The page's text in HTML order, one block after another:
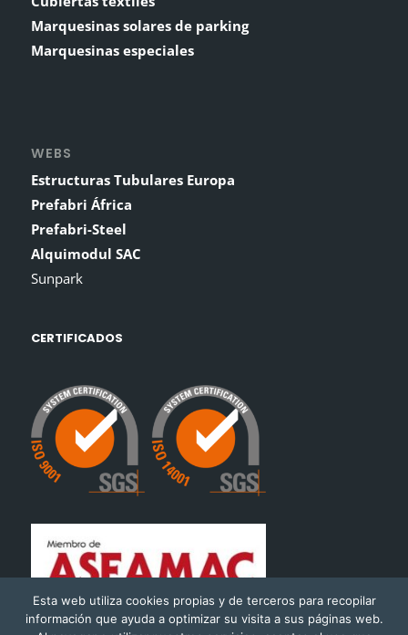
Marquesinas solares de parking
Marquesinas especiales
WEBS
Estructuras Tubulares Europa
Prefabri África
Prefabri-Steel
Alquimodul SAC
Sunpark
CERTIFICADOS
Esta web utiliza cookies propias y de terceros para recopilar
información que ayuda a optimizar su visita a sus páginas web.